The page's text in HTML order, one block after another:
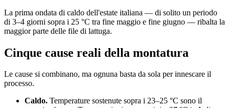
La prima ondata di caldo dell'estate italiana — di solito un periodo
di 3–4 giorni sopra i 25 °C tra fine maggio e fine giugno — ribalta la
maggior parte delle file di lattuga.
Cinque cause reali della montatura
Le cause si combinano, ma ognuna basta da sola per innescare il
processo.
Caldo. Temperature sostenute sopra i 23–25 °C sono il